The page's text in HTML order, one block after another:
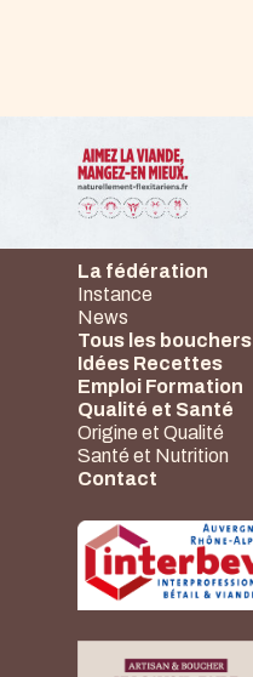
La fédération
Instance
News
Tous les bouchers
Idées Recettes
Emploi Formation
Qualité et Santé
Origine et Qualité
Santé et Nutrition
Contact